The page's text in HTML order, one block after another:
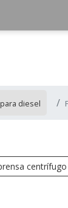
diesel